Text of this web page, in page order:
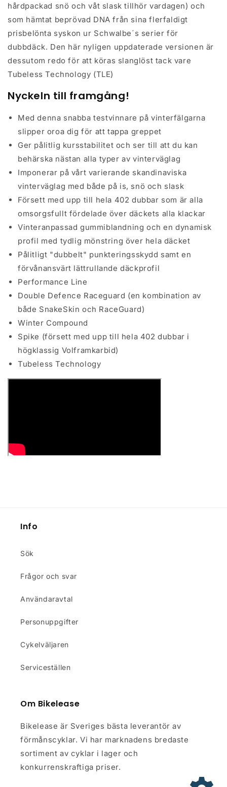
hårdpackad snö och våt slask tillhör vardagen) och
som hämtat beprövad DNA från sina flerfaldigt
prisbelönta syskon ur Schwalbe´s serier för
dubbdäck. Den här nyligen uppdaterade versionen är
dessutom redo för att köras slanglöst tack vare
Tubeless Technology (TLE)
Nyckeln till framgång!
Med denna snabba testvinnare på vinterfälgarna
slipper oroa dig för att tappa greppet
Ger pålitlig kursstabilitet och ser till att du kan
behärska nästan alla typer av vinterväglag
Imponerar på vårt varierande skandinaviska
vinterväglag med både på is, snö och slask
Försett med upp till hela 402 dubbar som är alla
omsorgsfullt fördelade över däckets alla klackar
Vinteranpassad gummiblandning och en dynamisk
profil med tydlig mönstring över hela däcket
Pålitligt "dubbelt" punkteringsskydd samt en
förvånansvärt lättrullande däckprofil
Performance Line
Double Defence Raceguard (en kombination av
både SnakeSkin och RaceGuard)
Winter Compound
Spike (försett med upp till hela 402 dubbar i
högklassig Volframkarbid)
Tubeless Technology
Info
Sök
Frågor och svar
Användaravtal
Personuppgifter
Cykelväljaren
Serviceställen
Om Bikelease
Bikelease är Sveriges bästa leverantör av
förmånscyklar. Vi har marknadens bredaste
sortiment av cyklar i lager och
konkurrenskraftiga priser.